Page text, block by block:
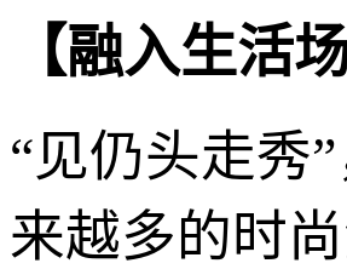
【融入生活
“见仍头走秀
来越多的时